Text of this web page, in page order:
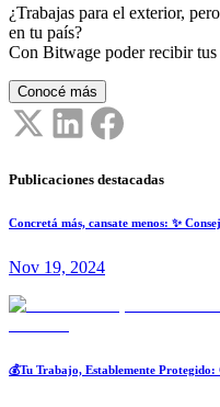
¿Trabajas para el exterior,
en tu país?
Con Bitwage poder recibir
Conocé más
Publicaciones destacadas
Concretá más, cansate menos: ✨
Nov 19, 2024
💰Tu Trabajo, Establemente Protegido: